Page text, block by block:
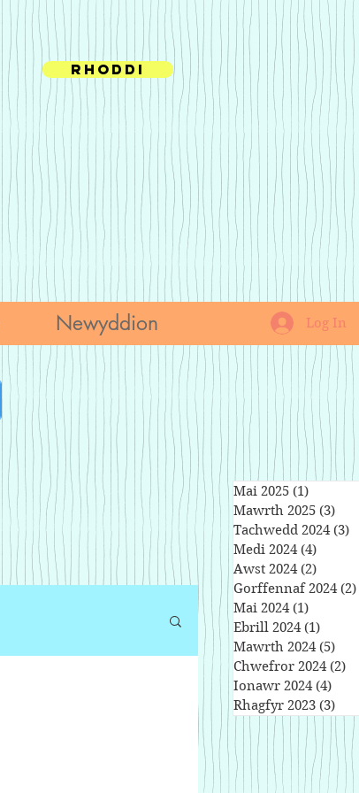
Rhoddi
Newyddion Log In
Mai 2025 (1)
Mawrth 2025 (3)
Tachwedd 2024 (3)
Medi 2024 (4)
Awst 2024 (2)
Gorffennaf 2024 (2)
Mai 2024 (1)
Ebrill 2024 (1)
Mawrth 2024 (5)
Chwefror 2024 (2)
Ionawr 2024 (4)
Rhagfyr 2023 (3)